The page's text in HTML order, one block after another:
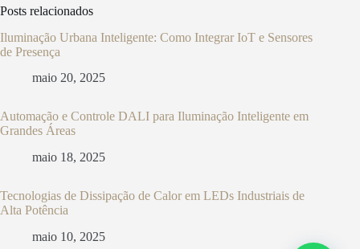
Posts relacionados
Iluminação Urbana Inteligente: Como Integrar IoT e Sensores
de Presença
maio 20, 2025
Automação e Controle DALI para Iluminação Inteligente em
Grandes Áreas
maio 18, 2025
Tecnologias de Dissipação de Calor em LEDs Industriais de
Alta Potência
maio 10, 2025